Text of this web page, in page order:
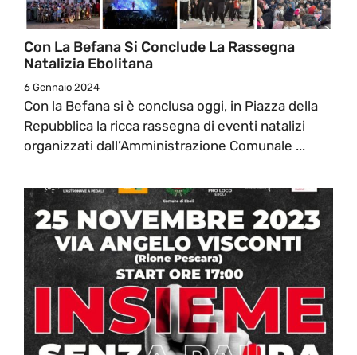
Con La Befana Si Conclude La Rassegna
Natalizia Ebolitana
6 Gennaio 2024
Con la Befana si è conclusa oggi, in Piazza della
Repubblica la ricca rassegna di eventi natalizi
organizzati dall’Amministrazione Comunale ...